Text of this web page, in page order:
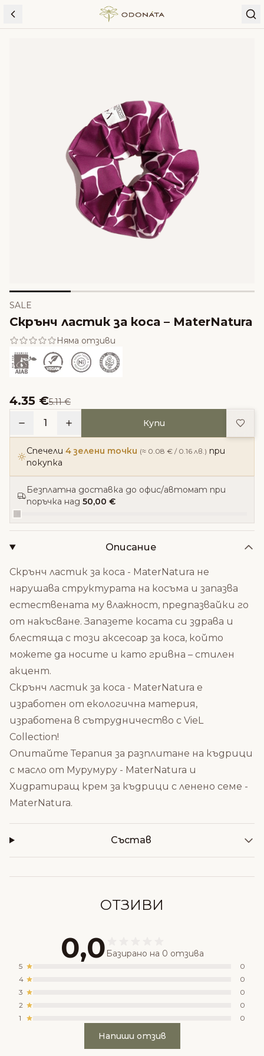
Skip to content
SALE
Скрънч ластик за коса – MaterNatura
Няма отзиви
4.35 €5.11 €
1 Купи
Спечели 4 зелени точки (≈ 0.08 € / 0.16 лв.) при
покупка
Безплатна доставка до офис/автомат при
поръчка над 50,00 €
Описание
Скрънч ластик за коса - MaterNatura не
нарушава структурата на косъма и запазва
естествената му влажност, предпазвайки го
от накъсване. Запазете косата си здрава и
блестяща с този аксесоар за коса, който
можете да носите и като гривна – стилен
акцент.
Скрънч ластик за коса - MaterNatura е
изработен от екологична материя,
изработена в сътрудничество с VieL
Collection!
Опитайте Терапия за разплитане на къдрици
с масло от Мурумуру - MaterNatura и
Хидратиращ крем за къдрици с ленено семе -
MaterNatura.
Състав
ОТЗИВИ
0,0 Базирано на 0 отзива
5
0
4
0
3
0
2
0
1
0
Напиши отзив